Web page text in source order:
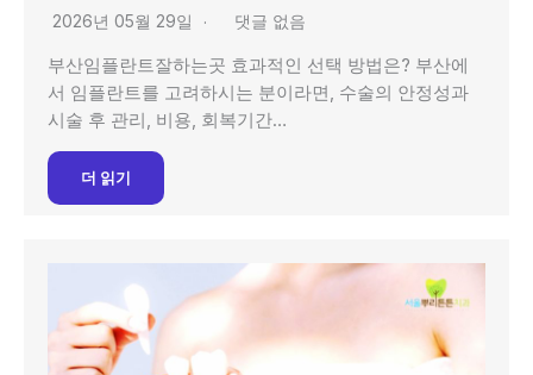
2026년 05월 29일 댓글 없음
부산임플란트잘하는곳 효과적인 선택 방법은? 부산에
서 임플란트를 고려하시는 분이라면, 수술의 안정성과
시술 후 관리, 비용, 회복기간…
더 읽기